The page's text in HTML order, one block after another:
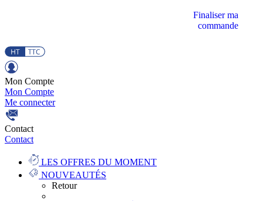
Finaliser ma
commande
Mon Compte
Mon Compte
Me connecter
Contact
Contact
LES OFFRES DU MOMENT
NOUVEAUTÉS
Retour